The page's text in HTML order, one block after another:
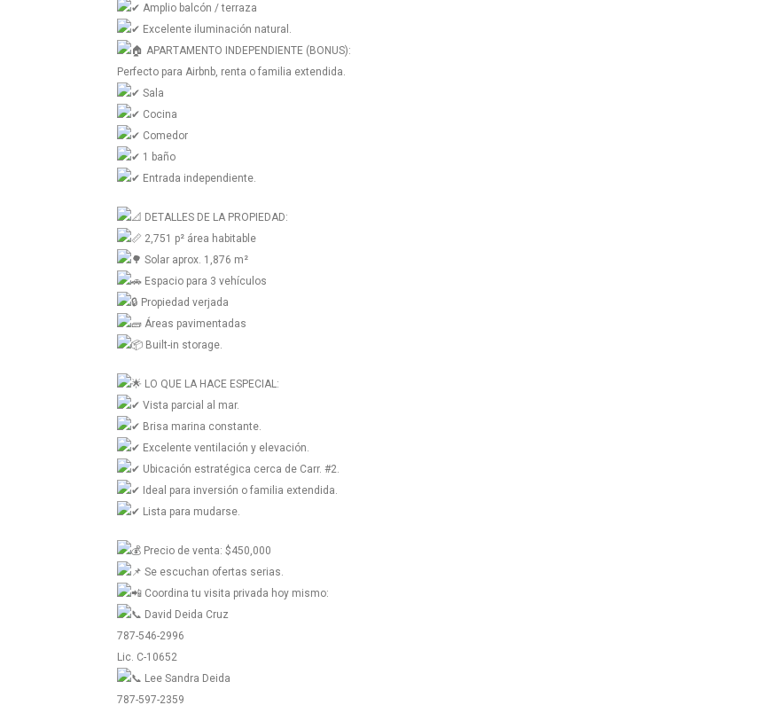
Amplio balcón / terraza
Excelente iluminación natural.
APARTAMENTO INDEPENDIENTE (BONUS):
Perfecto para Airbnb, renta o familia extendida.
Sala
Cocina
Comedor
1 baño
Entrada independiente.
DETALLES DE LA PROPIEDAD:
2,751 p² área habitable
Solar aprox. 1,876 m²
Espacio para 3 vehículos
Propiedad verjada
Áreas pavimentadas
Built-in storage.
LO QUE LA HACE ESPECIAL:
Vista parcial al mar.
Brisa marina constante.
Excelente ventilación y elevación.
Ubicación estratégica cerca de Carr. #2.
Ideal para inversión o familia extendida.
Lista para mudarse.
Precio de venta: $450,000
Se escuchan ofertas serias.
Coordina tu visita privada hoy mismo:
David Deida Cruz
787-546-2996
Lic. C-10652
Lee Sandra Deida
787-597-2359